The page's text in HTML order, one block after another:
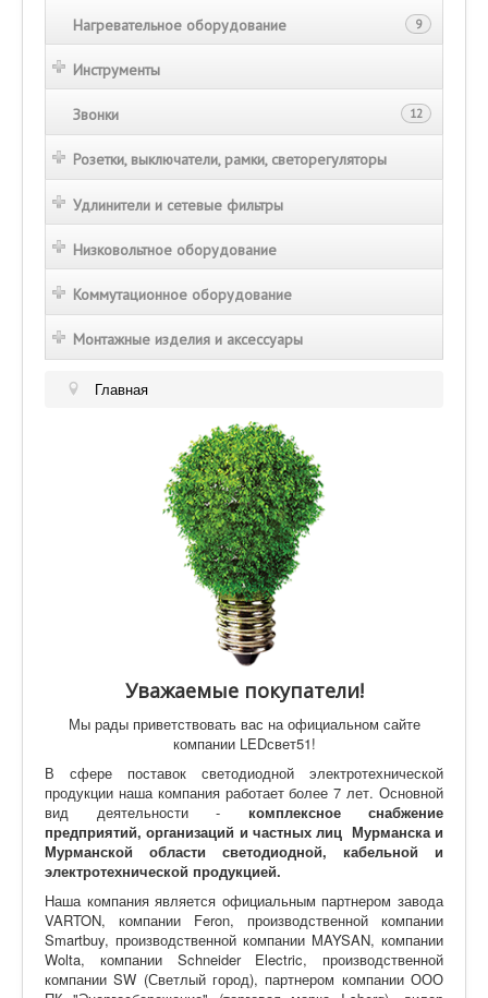
9
Нагревательное оборудование
Инструменты
12
Звонки
Розетки, выключатели, рамки, светорегуляторы
Удлинители и сетевые фильтры
Низковольтное оборудование
Коммутационное оборудование
Монтажные изделия и аксессуары
Главная
Уважаемые покупатели!
Мы рады приветствовать вас на официальном сайте
компании LEDсвет51!
В сфере поставок светодиодной электротехнической
продукции наша компания работает более 7 лет. Основной
вид деятельности - комплексное снабжение
предприятий, организаций и частных лиц Мурманска и
Мурманской области светодиодной, кабельной и
электротехнической продукцией.
Наша компания является официальным партнером завода
VARTON, компании Feron, производственной компании
Smartbuy, производственной компании MAYSAN, компании
Wolta, компании Schneider Electric, производственной
компании SW (Светлый город), партнером компании ООО